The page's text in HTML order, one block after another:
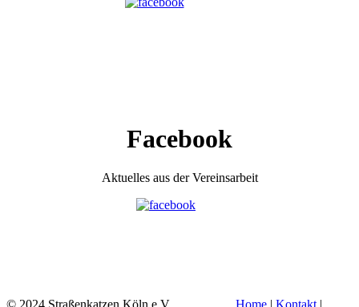
Facebook
Aktuelles aus der Vereinsarbeit
© 2024 Straßenkatzen Köln e.V. Home | Kontakt |